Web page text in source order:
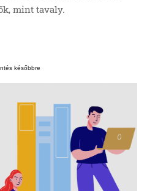
mint tavaly.
későbbre